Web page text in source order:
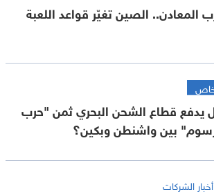
المعادن.. الصين تغيّر قواعد اللعبة
يدفع قطاع الشحن البحري ثمن "حرب
بين واشنطن وبكين؟
أخبار الشركات